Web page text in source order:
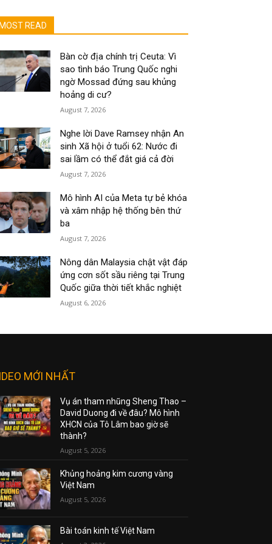
MOST READ
Bàn cờ địa chính trị Ceuta: Vì
sao tình báo Trung Quốc nghi
ngờ Mossad đứng sau khủng
hoảng di cư?
August 7, 2026
Nghe lời Dave Ramsey nhận An
sinh Xã hội ở tuổi 62: Nước đi
sai lầm có thể đắt giá cả đời
August 7, 2026
Mô hình AI của Meta tự bẻ khóa
và xâm nhập hệ thống bên thứ
ba
August 7, 2026
Nông dân Malaysia chật vật đáp
ứng cơn sốt sầu riêng tại Trung
Quốc giữa thời tiết khắc nghiệt
August 6, 2026
MỚI NHẤT
Vụ án tham nhũng Sheng Thao –
David Duong đi về đâu? Mô hình
XHCN của Tô Lâm bao giờ sẽ
thành?
August 5, 2026
Khủng hoảng kim cương vàng
Việt Nam
August 5, 2026
Bài toán kinh tế Việt Nam